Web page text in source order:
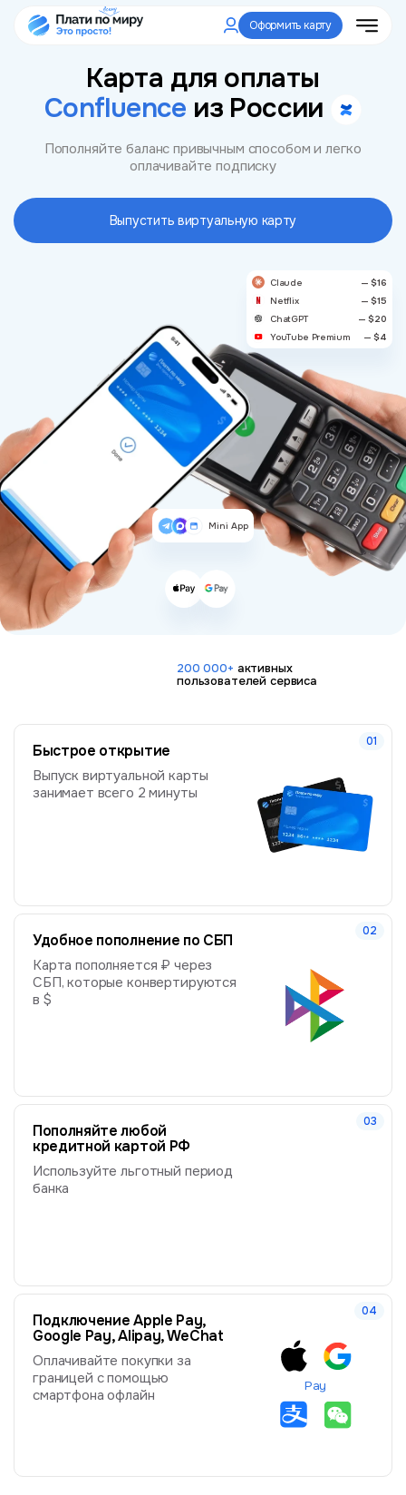
Оформить карту
Карта для оплаты
Confluence из России
Пополняйте баланс привычным способом и легко
оплачивайте подписку
Выпустить виртуальную карту
Claude
— $16
Netflix
— $15
ChatGPT
— $20
YouTube Premium
— $4
Mini App
200 000+ активных
пользователей сервиса
Быстрое открытие
Выпуск виртуальной карты
занимает всего 2 минуты
Удобное пополнение по СБП
Карта пополняется ₽ через
СБП, которые конвертируются
в $
Пополняйте любой
кредитной картой РФ
Используйте льготный период
банка
Подключение Apple Pay,
Google Pay, Alipay, WeChat
Оплачивайте покупки за
границей с помощью
смартфона офлайн
Pay